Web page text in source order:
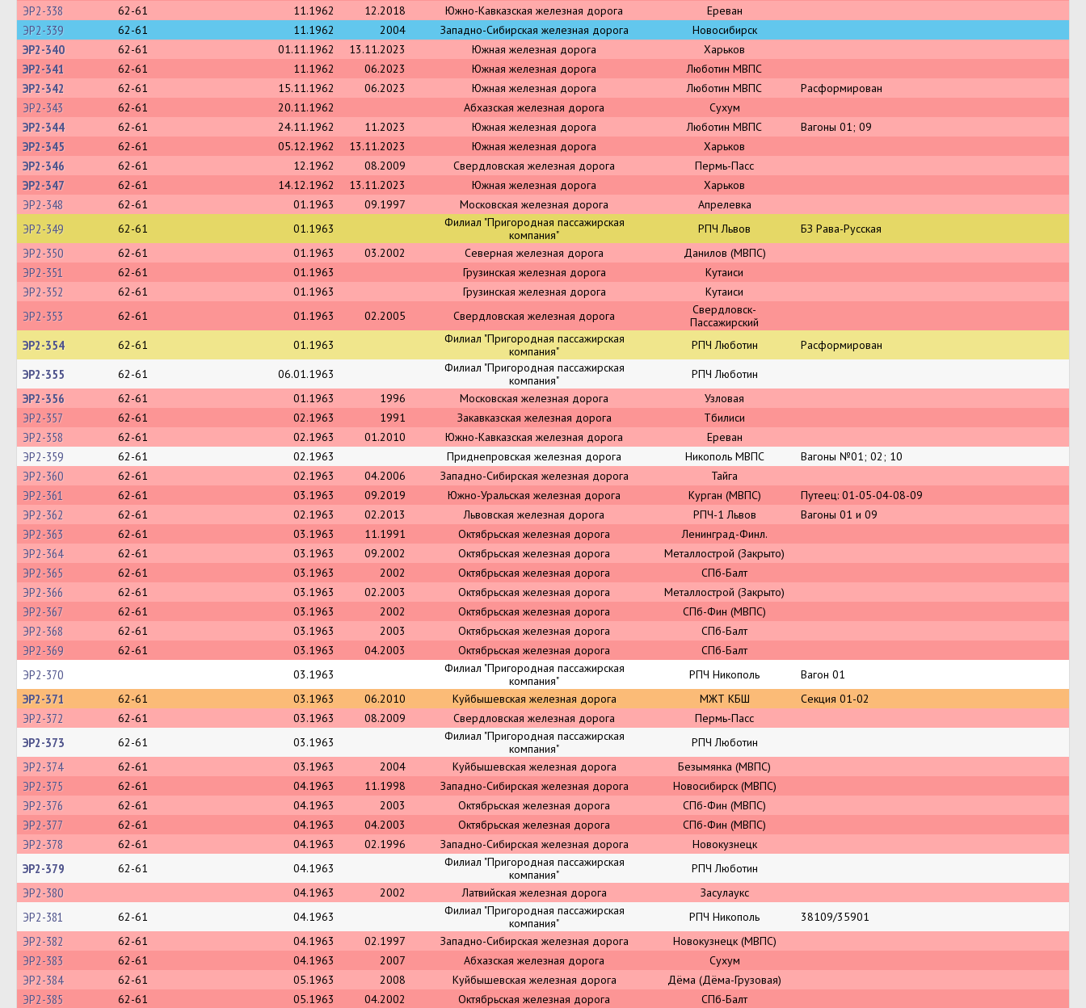
ЭР2-338 62-61 11.1962 12.2018 Южно-Кавказская железная дорога Ереван
ЭР2-339 62-61 11.1962 2004 Западно-Сибирская железная дорога Новосибирск
ЭР2-340 62-61 01.11.1962 13.11.2023 Южная железная дорога Харьков
ЭР2-341 62-61 11.1962 06.2023 Южная железная дорога Люботин МВПС
ЭР2-342 62-61 15.11.1962 06.2023 Южная железная дорога Люботин МВПС Расформирован
ЭР2-343 62-61 20.11.1962 Абхазская железная дорога Сухум
ЭР2-344 62-61 24.11.1962 11.2023 Южная железная дорога Люботин МВПС Вагоны 01; 09
ЭР2-345 62-61 05.12.1962 13.11.2023 Южная железная дорога Харьков
ЭР2-346 62-61 12.1962 08.2009 Свердловская железная дорога Пермь-Пасс
ЭР2-347 62-61 14.12.1962 13.11.2023 Южная железная дорога Харьков
ЭР2-348 62-61 01.1963 09.1997 Московская железная дорога Апрелевка
ЭР2-349 62-61 01.1963
Филиал "Пригородная пассажирская
компания"
РПЧ Львов БЗ Рава-Русская
ЭР2-350 62-61 01.1963 03.2002 Северная железная дорога Данилов (МВПС)
ЭР2-351 62-61 01.1963 Грузинская железная дорога Кутаиси
ЭР2-352 62-61 01.1963 Грузинская железная дорога Кутаиси
ЭР2-353 62-61 01.1963 02.2005 Свердловская железная дорога
Свердловск-
Пассажирский
ЭР2-354 62-61 01.1963
Филиал "Пригородная пассажирская
компания"
РПЧ Люботин Расформирован
ЭР2-355 62-61 06.01.1963
Филиал "Пригородная пассажирская
компания"
РПЧ Люботин
ЭР2-356 62-61 01.1963 1996 Московская железная дорога Узловая
ЭР2-357 62-61 02.1963 1991 Закавказская железная дорога Тбилиси
ЭР2-358 62-61 02.1963 01.2010 Южно-Кавказская железная дорога Ереван
ЭР2-359 62-61 02.1963 Приднепровская железная дорога Никополь МВПС Вагоны №01; 02; 10
ЭР2-360 62-61 02.1963 04.2006 Западно-Сибирская железная дорога Тайга
ЭР2-361 62-61 03.1963 09.2019 Южно-Уральская железная дорога Курган (МВПС) Путеец: 01-05-04-08-09
ЭР2-362 62-61 02.1963 02.2013 Львовская железная дорога РПЧ-1 Львов Вагоны 01 и 09
ЭР2-363 62-61 03.1963 11.1991 Октябрьская железная дорога Ленинград-Финл.
ЭР2-364 62-61 03.1963 09.2002 Октябрьская железная дорога Металлострой (Закрыто)
ЭР2-365 62-61 03.1963 2002 Октябрьская железная дорога СПб-Балт
ЭР2-366 62-61 03.1963 02.2003 Октябрьская железная дорога Металлострой (Закрыто)
ЭР2-367 62-61 03.1963 2002 Октябрьская железная дорога СПб-Фин (МВПС)
ЭР2-368 62-61 03.1963 2003 Октябрьская железная дорога СПб-Балт
ЭР2-369 62-61 03.1963 04.2003 Октябрьская железная дорога СПб-Балт
ЭР2-370 03.1963
Филиал "Пригородная пассажирская
компания"
РПЧ Никополь Вагон 01
ЭР2-371 62-61 03.1963 06.2010 Куйбышевская железная дорога МЖТ КБШ Секция 01-02
ЭР2-372 62-61 03.1963 08.2009 Свердловская железная дорога Пермь-Пасс
ЭР2-373 62-61 03.1963
Филиал "Пригородная пассажирская
компания"
РПЧ Люботин
ЭР2-374 62-61 03.1963 2004 Куйбышевская железная дорога Безымянка (МВПС)
ЭР2-375 62-61 04.1963 11.1998 Западно-Сибирская железная дорога Новосибирск (МВПС)
ЭР2-376 62-61 04.1963 2003 Октябрьская железная дорога СПб-Фин (МВПС)
ЭР2-377 62-61 04.1963 04.2003 Октябрьская железная дорога СПб-Фин (МВПС)
ЭР2-378 62-61 04.1963 02.1996 Западно-Сибирская железная дорога Новокузнецк
ЭР2-379 62-61 04.1963
Филиал "Пригородная пассажирская
компания"
РПЧ Люботин
ЭР2-380 04.1963 2002 Латвийская железная дорога Засулаукс
ЭР2-381 62-61 04.1963
Филиал "Пригородная пассажирская
компания"
РПЧ Никополь 38109/35901
ЭР2-382 62-61 04.1963 02.1997 Западно-Сибирская железная дорога Новокузнецк (МВПС)
ЭР2-383 62-61 04.1963 2007 Абхазская железная дорога Сухум
ЭР2-384 62-61 05.1963 2008 Куйбышевская железная дорога Дёма (Дёма-Грузовая)
ЭР2-385 62-61 05.1963 04.2002 Октябрьская железная дорога СПб-Балт